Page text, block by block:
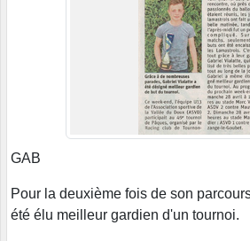
GAB
Pour la deuxième fois de son
été élu meilleur gardien d'un tournoi.